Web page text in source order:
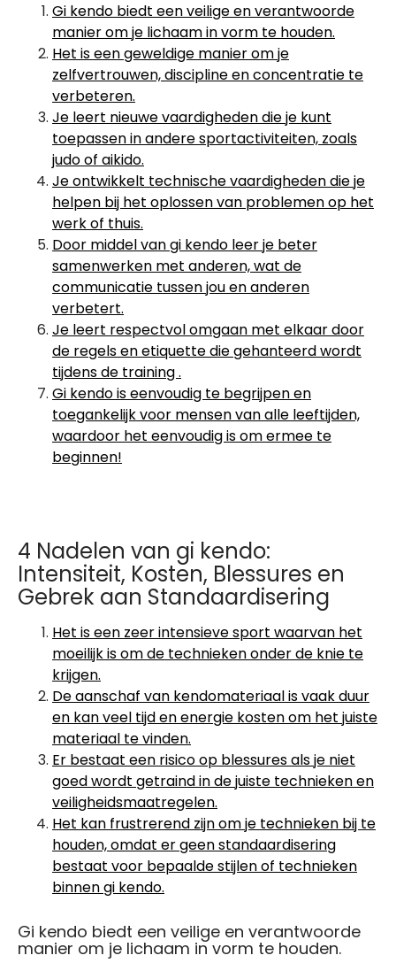
Gi kendo biedt een veilige en verantwoorde
manier om je lichaam in vorm te houden.
Het is een geweldige manier om je
zelfvertrouwen, discipline en concentratie te
verbeteren.
Je leert nieuwe vaardigheden die je kunt
toepassen in andere sportactiviteiten, zoals
judo of aikido.
Je ontwikkelt technische vaardigheden die je
helpen bij het oplossen van problemen op het
werk of thuis.
Door middel van gi kendo leer je beter
samenwerken met anderen, wat de
communicatie tussen jou en anderen
verbetert.
Je leert respectvol omgaan met elkaar door
de regels en etiquette die gehanteerd wordt
tijdens de training .
Gi kendo is eenvoudig te begrijpen en
toegankelijk voor mensen van alle leeftijden,
waardoor het eenvoudig is om ermee te
beginnen!
4 Nadelen van gi kendo:
Intensiteit, Kosten, Blessures en
Gebrek aan Standaardisering
Het is een zeer intensieve sport waarvan het
moeilijk is om de technieken onder de knie te
krijgen.
De aanschaf van kendomateriaal is vaak duur
en kan veel tijd en energie kosten om het juiste
materiaal te vinden.
Er bestaat een risico op blessures als je niet
goed wordt getraind in de juiste technieken en
veiligheidsmaatregelen.
Het kan frustrerend zijn om je technieken bij te
houden, omdat er geen standaardisering
bestaat voor bepaalde stijlen of technieken
binnen gi kendo.
Gi kendo biedt een veilige en verantwoorde
manier om je lichaam in vorm te houden.